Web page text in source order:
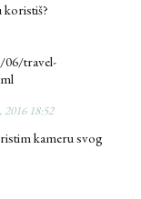
06/travel-
2016 18:52
kameru svog